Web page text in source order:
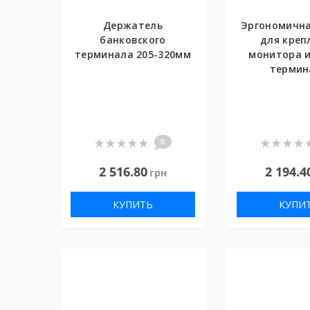
Держатель
банковского
терминала 205-320мм
0
2 516.80 грн
КУПИТЬ
для
монитора
2